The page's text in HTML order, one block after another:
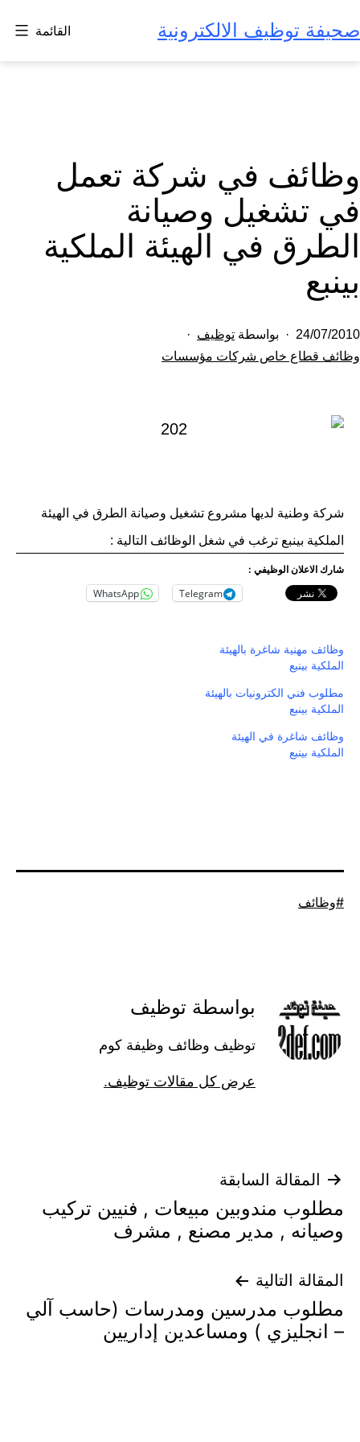
إلى
المحتوى
صحيفة توظيف الالكترونية القائمة
وظائف في شركة تعمل
في تشغيل وصيانة
الطرق في الهيئة الملكية
بينبع
تم
النشر
24/07/2010 بواسطة توظيف
مصنف
وظائف قطاع خاص شركات مؤسسات
شركة وطنية لديها مشروع تشغيل وصيانة الطرق في الهيئة
الملكية بينبع ترغب في شغل الوظائف التالية :
شارك الاعلان الوظيفي :
Telegram
WhatsApp
وظائف مهنية شاغرة بالهيئة
الملكية بينبع
مطلوب فني الكترونيات بالهيئة
الملكية بينبع
وظائف شاغرة في الهيئة
الملكية بينبع
موسوم
وظائف
بواسطة توظيف
توظيف وظائف وظيفة كوم
عرض كل مقالات توظيف.
تصفّح
المقالات
المقالة السابقة
مطلوب مندوبين مبيعات , فنيين تركيب
وصيانه , مدير مصنع , مشرف
المقالة التالية
مطلوب مدرسين ومدرسات (حاسب آلي
– انجليزي ) ومساعدين إداريين